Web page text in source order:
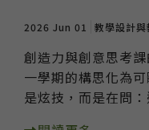
2026 Jun 01 教學設計與
創造力與創意思考
一學期的構思化為
是炫技，而是在問